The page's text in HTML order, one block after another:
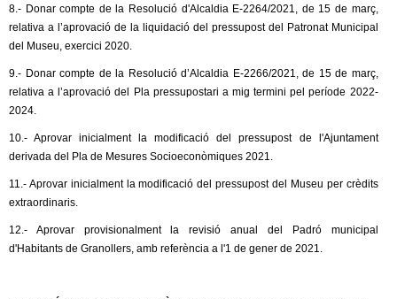
8.- Donar compte de la Resolució d'Alcaldia E-2264/2021, de 15 de març,
relativa a l’aprovació de la liquidació del pressupost del Patronat Municipal
del Museu, exercici 2020.
9.- Donar compte de la Resolució d’Alcaldia E-2266/2021, de 15 de març,
relativa a l’aprovació del Pla pressupostari a mig termini pel període 2022-
2024.
10.- Aprovar inicialment la modificació del pressupost de l'Ajuntament
derivada del Pla de Mesures Socioeconòmiques 2021.
11.- Aprovar inicialment la modificació del pressupost del Museu per crèdits
extraordinaris.
12.- Aprovar provisionalment la revisió anual del Padró municipal
d'Habitants de Granollers, amb referència a l'1 de gener de 2021.